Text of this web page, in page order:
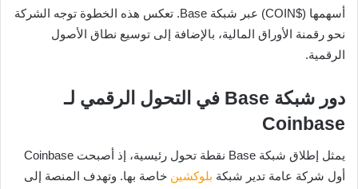
أسهمها ($COIN) عبر شبكة Base. تعكس هذه الخطوة توجه الشركة
نحو رقمنة الأوراق المالية، بالإضافة إلى توسيع نطاق الأصول
الرقمية.
دور شبكة Base في التحول الرقمي لـ
Coinbase
يمثل إطلاق شبكة Base نقطة تحول رئيسية، إذ أصبحت Coinbase
أول شركة عامة تدير شبكة بلوكشين خاصة بها. وتهدف المنصة إلى